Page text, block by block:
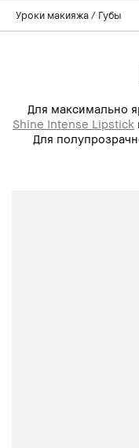
Уроки макияжа Губы
Для максимально
Shine Intense Lipstick
Для